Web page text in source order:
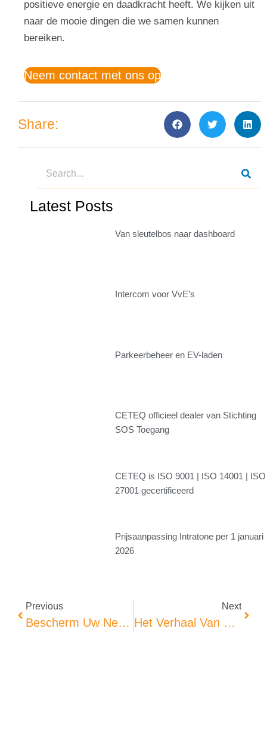
positieve energie en daadkracht heeft. We kijken uit
naar de mooie dingen die we samen kunnen
bereiken.
Neem contact met ons op
Share:
Latest Posts
Van sleutelbos naar dashboard
Intercom voor VvE’s
Parkeerbeheer en EV-laden
CETEQ officieel dealer van Stichting
SOS Toegang
CETEQ is ISO 9001 | ISO 14001 | ISO
27001 gecertificeerd
Prijsaanpassing Intratone per 1 januari
2026
Previous
Bescherm Uw Netwerk Met IP Protect: Voorkom Ongeautoriseerde Toegang Via Intercomsystemen
Next
Het Verhaal Van Slim En Veilig Beheer: Voorkom Verloren Sleutels En Goederen Met CETEQ’s Oplossingen